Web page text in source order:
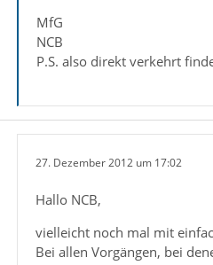
MfG
NCB
P.S. also direkt verkehrt
27. Dezember 2012 um 17:02
Hallo NCB,
vielleicht noch mal mit
Bei allen Vorgängen, bei